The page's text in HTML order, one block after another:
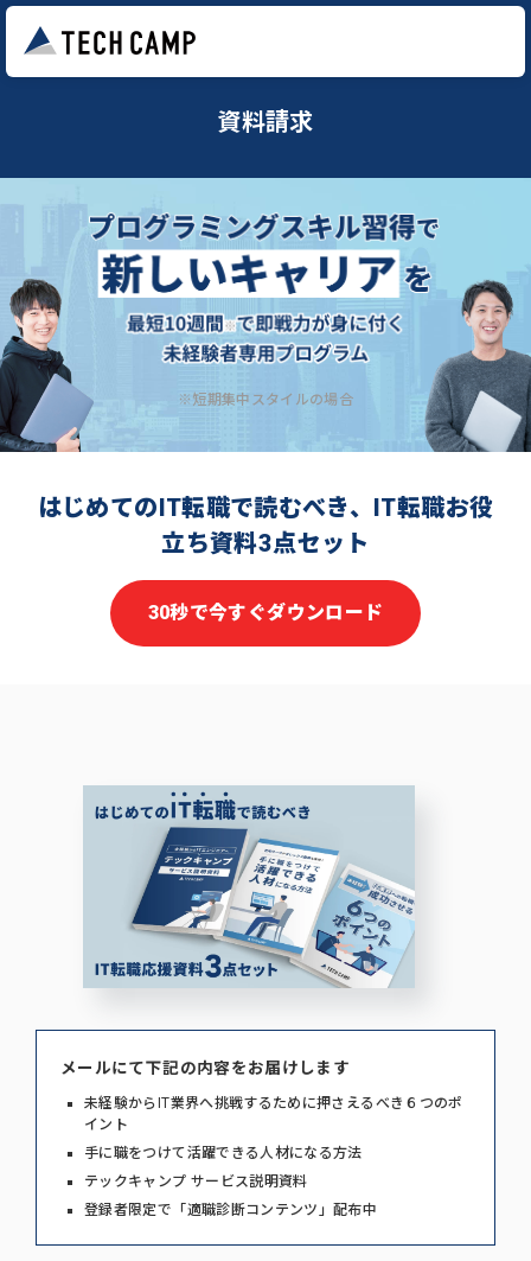
資料請求
※短期集中スタイルの場合
はじめてのIT転職で読むべき、IT転職お役
立ち資料3点セット
30秒で今すぐダウンロード
メールにて下記の内容をお届けします
未経験からIT業界へ挑戦するために押さえるべき６つのポ
イント
手に職をつけて活躍できる人材になる方法
テックキャンプ サービス説明資料
登録者限定で「適職診断コンテンツ」配布中